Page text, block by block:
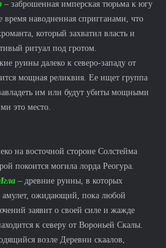
– заброшенная имперская тюрьма к югу
время наводненная спригганами, что
который захватил власть и
ритуал под гротом.
руины далеко к северо-западу от
мощная реликвия. Ее ищет группа
им или будут убиты мощными
это место.
на восточной стороне Солстейма
покоится могила лорда Реогура.
– древние руины, в которых
амулет, ожидающий, пока любой
заявит о своей силе и жажде
к северу от Вороньей Скалы.
возле Деревни скаалов,